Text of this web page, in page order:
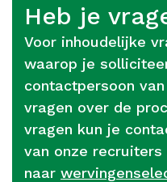
Heb je
Voor inhoudelijke
waarop je
contactpersoon
vragen over de
vragen kun je
van onze
naar